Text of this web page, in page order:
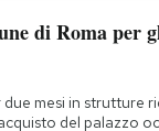
di Roma per
mesi in strutture
del palazzo